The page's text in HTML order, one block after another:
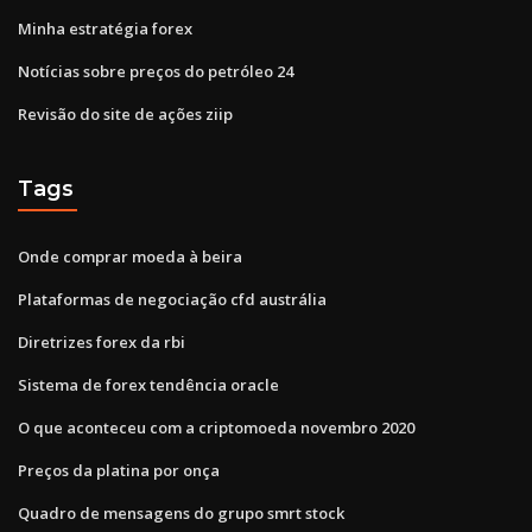
Minha estratégia forex
Notícias sobre preços do petróleo 24
Revisão do site de ações ziip
Tags
Onde comprar moeda à beira
Plataformas de negociação cfd austrália
Diretrizes forex da rbi
Sistema de forex tendência oracle
O que aconteceu com a criptomoeda novembro 2020
Preços da platina por onça
Quadro de mensagens do grupo smrt stock